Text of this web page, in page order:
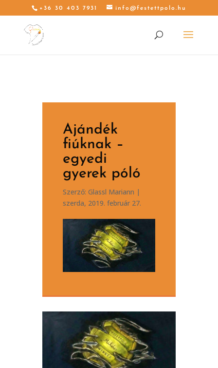
+36 30 403 7931 info@festettpolo.hu
Ajándék
fiúknak –
egyedi
gyerek póló
Szerző: Glassl Mariann |
szerda, 2019. február 27.